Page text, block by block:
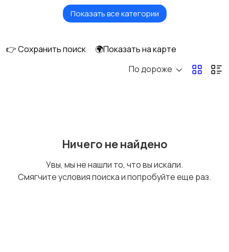
Стационарные
Мобильные
Запчасти
аккумуляторы
Показать все категории
👉 Сохранить поиск
🌍Показать на карте
По дороже
Ничего не найдено
Увы, мы не нашли то, что вы искали.
Смягчите условия поиска и попробуйте еще раз.